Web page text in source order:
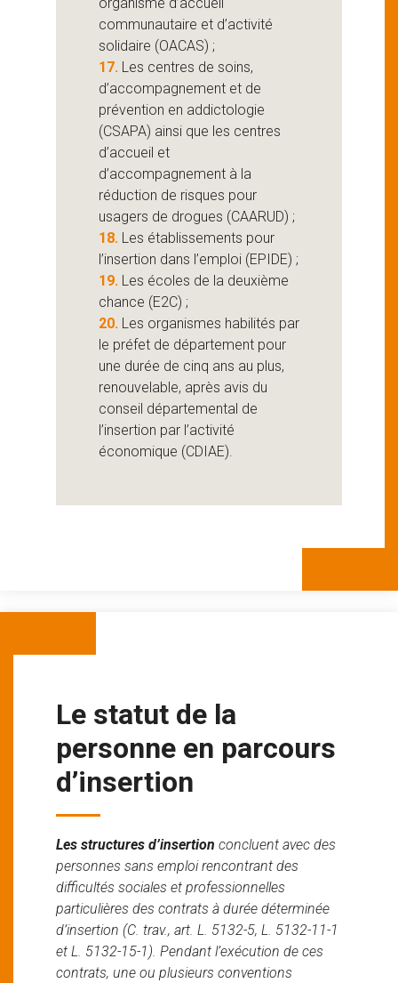
communautaire et d’activité
solidaire (OACAS) ;
17. Les centres de soins,
d’accompagnement et de
prévention en addictologie
(CSAPA) ainsi que les centres
d’accueil et
d’accompagnement à la
réduction de risques pour
usagers de drogues (CAARUD) ;
18. Les établissements pour
l’insertion dans l’emploi (EPIDE) ;
19. Les écoles de la deuxième
chance (E2C) ;
20. Les organismes habilités par
le préfet de département pour
une durée de cinq ans au plus,
renouvelable, après avis du
conseil départemental de
l’insertion par l’activité
économique (CDIAE).
Le statut de la
personne en parcours
d’insertion
Les structures d’insertion concluent avec des
personnes sans emploi rencontrant des
difficultés sociales et professionnelles
particulières des contrats à durée déterminée
d’insertion (C. trav., art. L. 5132-5, L. 5132-11-1
et L. 5132-15-1). Pendant l’exécution de ces
contrats, une ou plusieurs conventions